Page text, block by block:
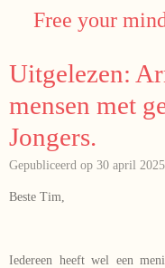
Free your
Uitgelezen:
mensen met
Jongers.
Gepubliceerd op 30 april
Beste Tim,
Iedereen heeft wel een